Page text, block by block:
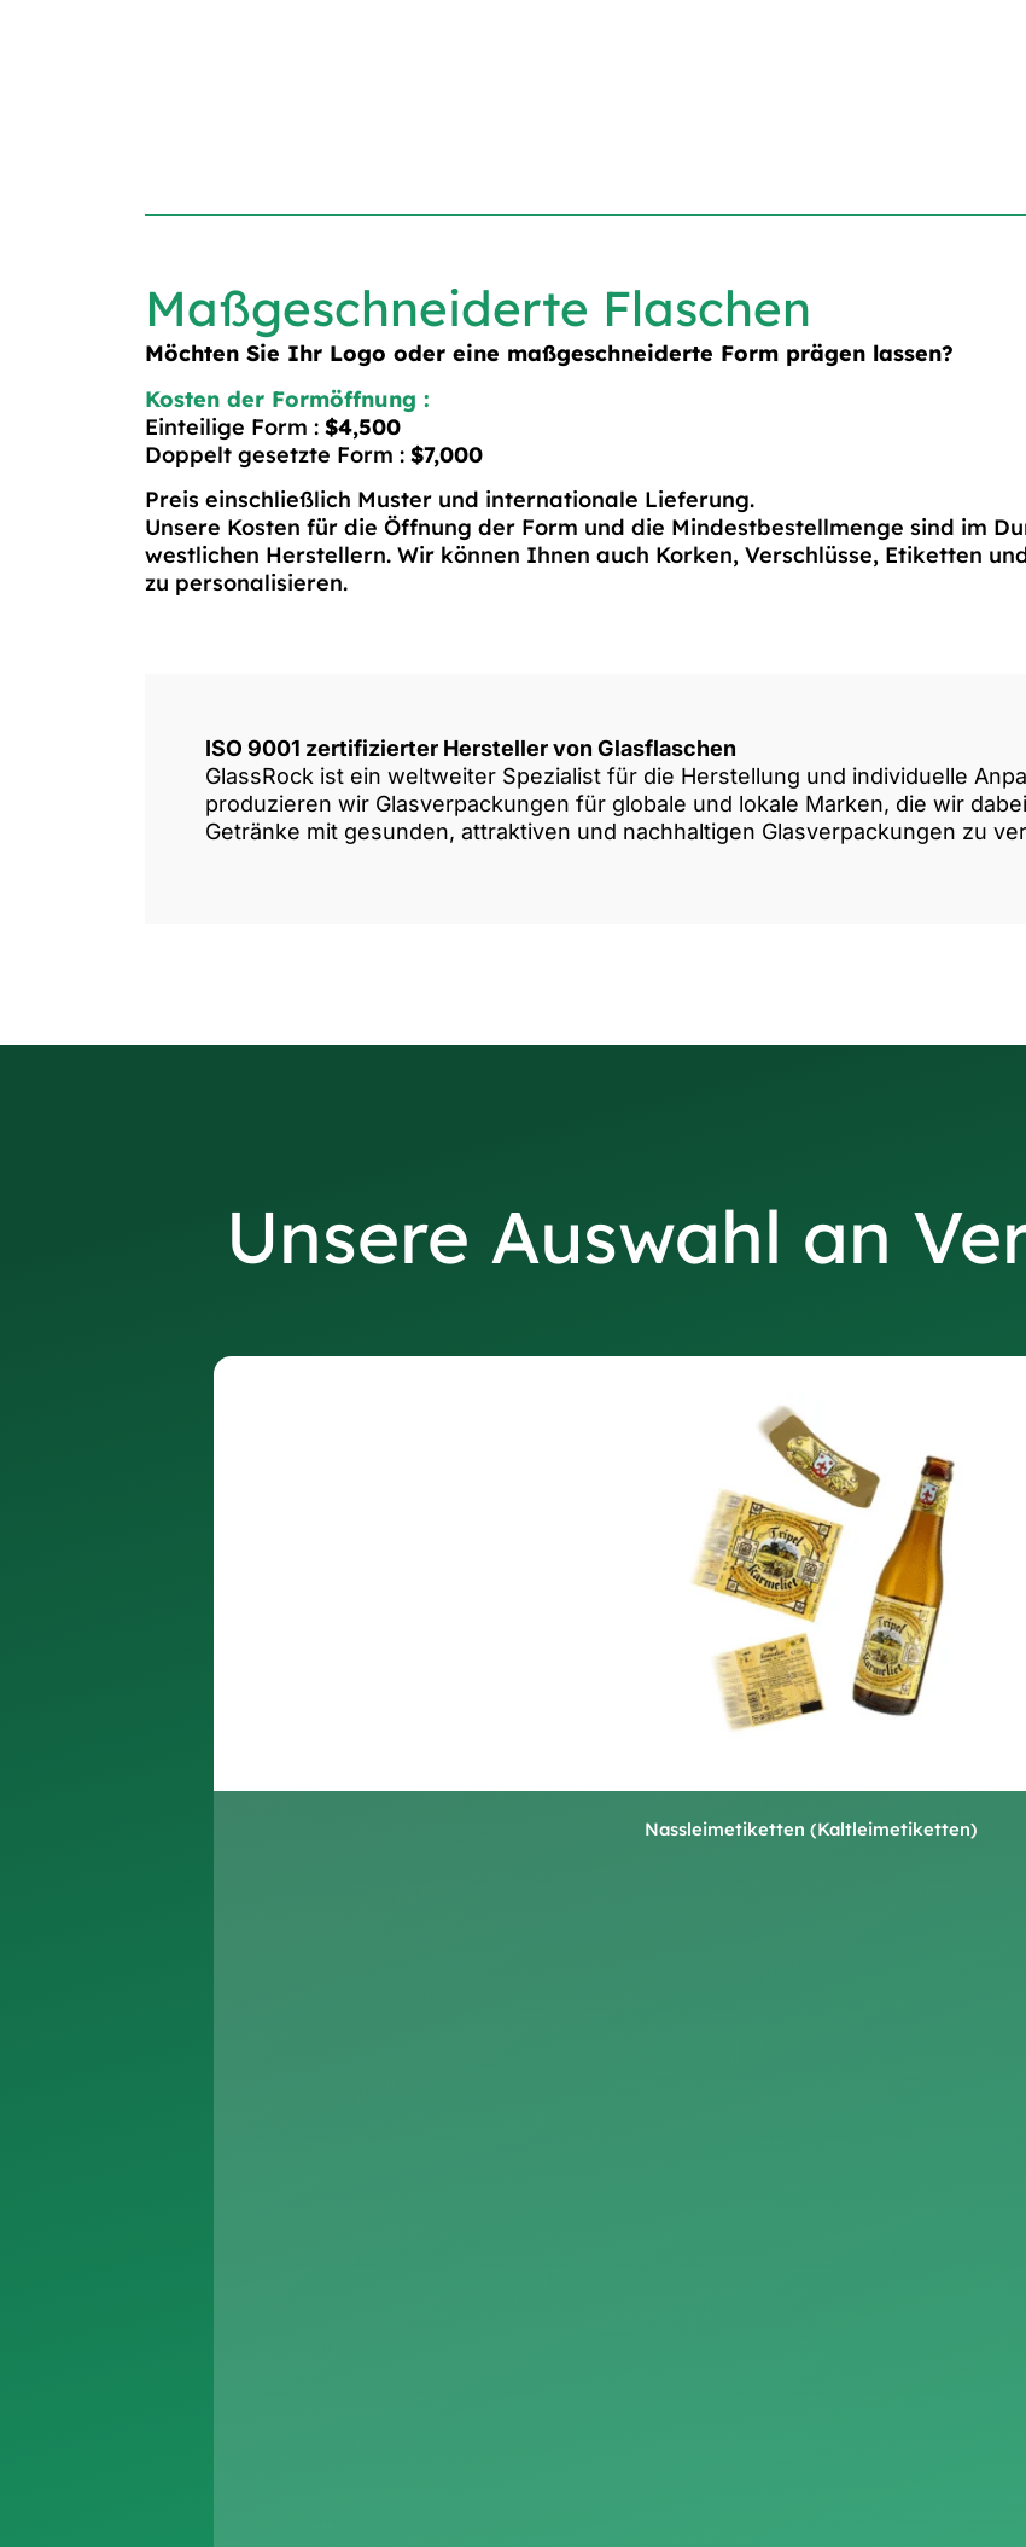
Maßgeschneiderte Flaschen
Möchten Sie Ihr Logo oder eine maßgeschneiderte Form prägen lassen?
Kosten der Formöffnung :
Einteilige Form : $4,500
Doppelt gesetzte Form : $7,000
Preis einschließlich Muster und internationale Lieferung.
Unsere Kosten für die Öffnung der Form und die Mindestbestellmenge sind im
westlichen Herstellern. Wir können Ihnen auch Korken, Verschlüsse, Etiketten
zu personalisieren.
ISO 9001 zertifizierter Hersteller von Glasflaschen
GlassRock ist ein weltweiter Spezialist für die Herstellung und individuelle
produzieren wir Glasverpackungen für globale und lokale Marken, die wir
Getränke mit gesunden, attraktiven und nachhaltigen Glasverpackungen zu
Unsere Auswahl an
Nassleimetiketten (Kaltleimetiketten)